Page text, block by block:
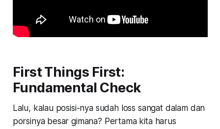
First Things First:
Fundamental Check
Lalu, kalau posisi-nya sudah loss sangat dalam dan
porsinya besar gimana? Pertama kita harus